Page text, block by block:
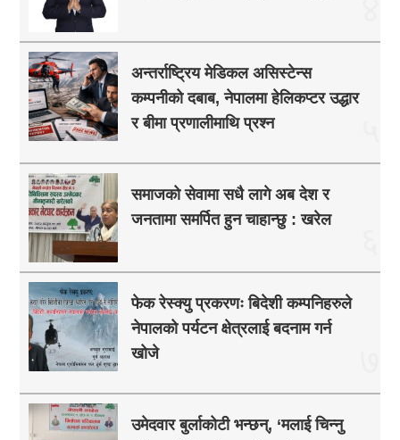
अन्तर्राष्ट्रिय मेडिकल असिस्टेन्स
कम्पनीको दबाब, नेपालमा हेलिकप्टर उद्धार
र बीमा प्रणालीमाथि प्रश्न
समाजको सेवामा सधै लागे अब देश र
जनतामा समर्पित हुन चाहान्छु : खरेल
फेक रेस्क्यु प्रकरणः बिदेशी कम्पनिहरुले
नेपालको पर्यटन क्षेत्रलाई बदनाम गर्न
खोजे
उमेदवार बुर्लाकोटी भन्छन्, ‘मलाई चिन्नु